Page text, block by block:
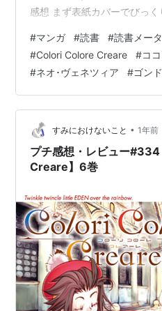
感想 まず表紙カバーでびっ
ね。 幼児から子供になった感
の獅子に誓っている姿はやっ
組はそんなに変わりませんが
スタイル良い。 ウランちゃ
ま成長してい…
#マンガ #読書 #読書メー
#Colori Colore Creare #コ
#ネオ･ヴェネツィア #ゴン
すみにおけないこと • 1年前
プチ感想・レビュー
Creare】6巻